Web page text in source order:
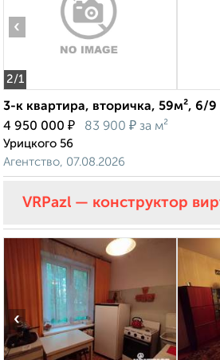
2/1
‹
3-к квартира, вторичка, 59м², 6/9
4 950 000 ₽ 83 900 ₽ за м²
Урицкого 56
Агентство, 07.08.2026
VRPazl — конструктор
‹